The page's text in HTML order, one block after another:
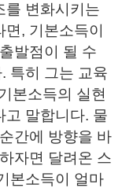
를 변화시키는
, 기본소득이
발점이 될 수
특히 그는 교육
본소득의 실현
고 말합니다. 물
간에 방향을 바
자면 달려온 스
본소득이 얼마